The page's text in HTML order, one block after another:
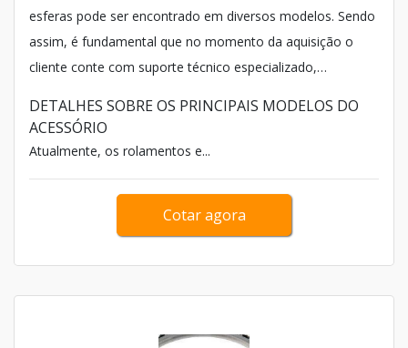
esferas pode ser encontrado em diversos modelos. Sendo
assim, é fundamental que no momento da aquisição o
cliente conte com suporte técnico especializado,
as necessidades da aplicação.
DETALHES SOBRE OS PRINCIPAIS MODELOS DO
ACESSÓRIO
Atualmente, os rolamentos e...
Cotar agora